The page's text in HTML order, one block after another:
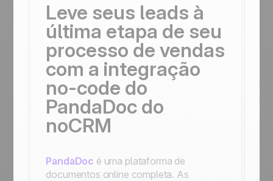
Leve seus leads à
última etapa de seu
processo de vendas
com a integração
no-code do
PandaDoc do
noCRM
PandaDoc é uma plataforma de
documentos online completa. As